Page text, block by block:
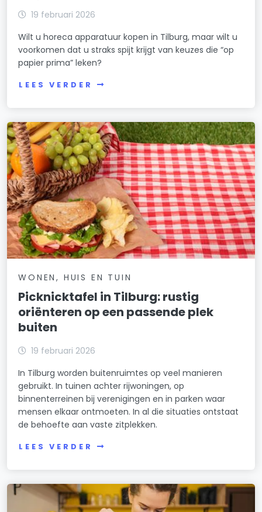
19 februari 2026
Wilt u horeca apparatuur kopen in Tilburg, maar wilt u
voorkomen dat u straks spijt krijgt van keuzes die “op
papier prima” leken?
LEES VERDER
WONEN, HUIS EN TUIN
Picknicktafel in Tilburg: rustig
oriënteren op een passende plek
buiten
19 februari 2026
In Tilburg worden buitenruimtes op veel manieren
gebruikt. In tuinen achter rijwoningen, op
binnenterreinen bij verenigingen en in parken waar
mensen elkaar ontmoeten. In al die situaties ontstaat
de behoefte aan vaste zitplekken.
LEES VERDER